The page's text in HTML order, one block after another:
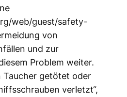
web/guest/safety-
von
und zur
Problem weiter.
Taucher getötet oder
verletzt“,